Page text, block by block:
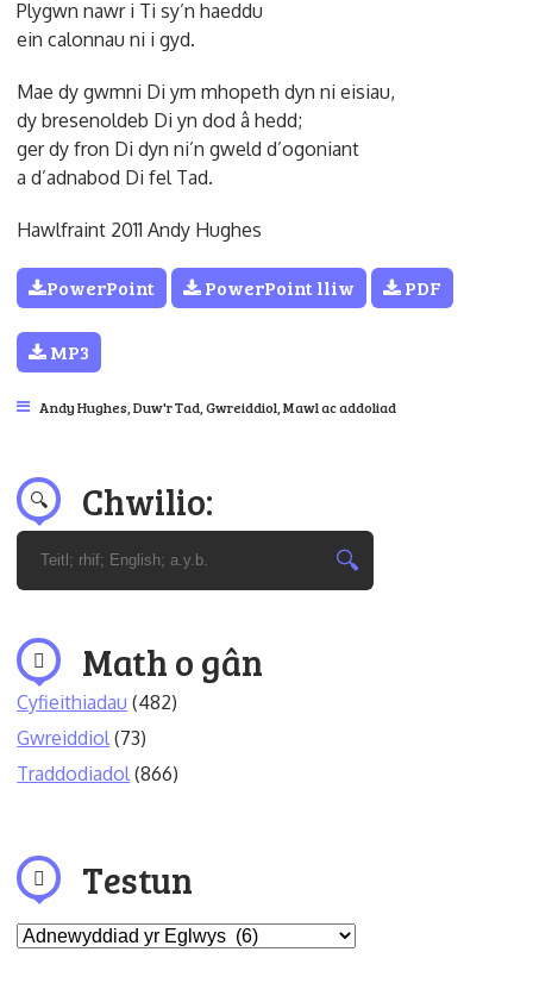
Plygwn nawr i Ti sy’n haeddu
ein calonnau ni i gyd.
Mae dy gwmni Di ym mhopeth dyn ni eisiau,
dy bresenoldeb Di yn dod â hedd;
ger dy fron Di dyn ni’n gweld d’ogoniant
a d’adnabod Di fel Tad.
Hawlfraint 2011 Andy Hughes
PowerPoint PowerPoint lliw PDF
MP3
Andy Hughes Duw'r Tad Gwreiddiol Mawl ac addoliad
Chwilio:
Math o gân
Cyfieithiadau (482)
Gwreiddiol (73)
Traddodiadol (866)
Testun